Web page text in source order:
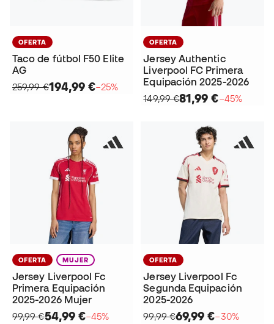
OFERTA
Taco de fútbol F50 Elite
AG
259,99 €194,99 €−25%
OFERTA
Jersey Authentic
Liverpool FC Primera
Equipación 2025-2026
149,99 €81,99 €−45%
OFERTA MUJER
Jersey Liverpool Fc
Primera Equipación
2025-2026 Mujer
99,99 €54,99 €−45%
OFERTA
Jersey Liverpool Fc
Segunda Equipación
2025-2026
99,99 €69,99 €−30%